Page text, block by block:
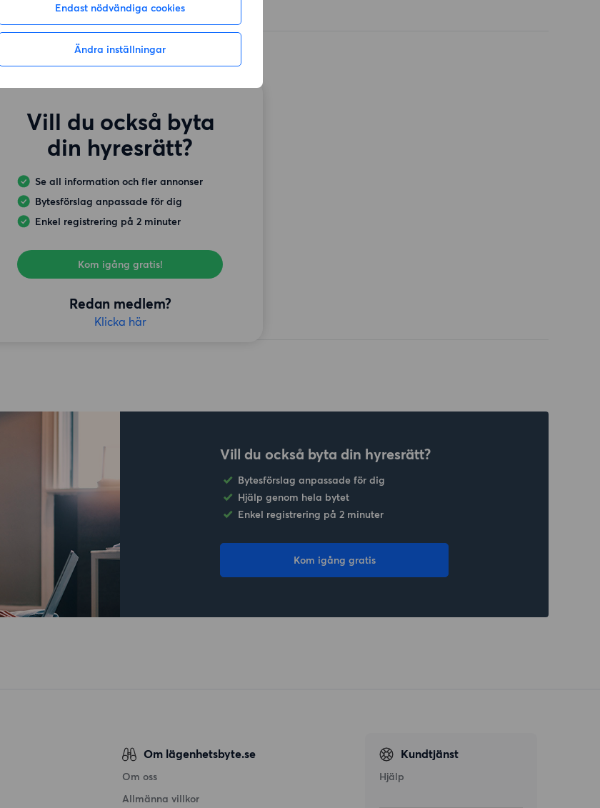
Endast nödvändiga cookies
Ändra inställningar
Vill du också byta
din hyresrätt?
Se all information och fler annonser
Bytesförslag anpassade för dig
Enkel registrering på 2 minuter
Kom igång gratis!
Redan medlem?
Klicka här
Vill du också byta din hyresrätt?
Bytesförslag anpassade för dig
Hjälp genom hela bytet
Enkel registrering på 2 minuter
Kom igång gratis
Om lägenhetsbyte.se
Om oss
Allmänna villkor
Kundtjänst
Hjälp